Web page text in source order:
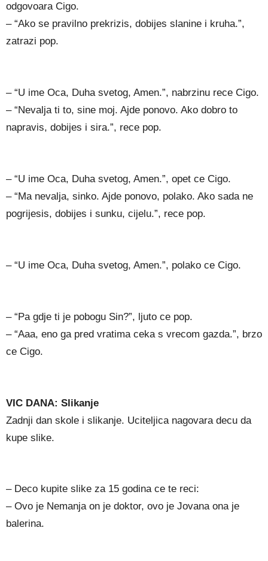
odgovoara Cigo.
– “Ako se pravilno prekrizis, dobijes slanine i kruha.”,
zatrazi pop.
– “U ime Oca, Duha svetog, Amen.”, nabrzinu rece Cigo.
– “Nevalja ti to, sine moj. Ajde ponovo. Ako dobro to
napravis, dobijes i sira.”, rece pop.
– “U ime Oca, Duha svetog, Amen.”, opet ce Cigo.
– “Ma nevalja, sinko. Ajde ponovo, polako. Ako sada ne
pogrijesis, dobijes i sunku, cijelu.”, rece pop.
– “U ime Oca, Duha svetog, Amen.”, polako ce Cigo.
– “Pa gdje ti je pobogu Sin?”, ljuto ce pop.
– “Aaa, eno ga pred vratima ceka s vrecom gazda.”, brzo
ce Cigo.
VIC DANA: Slikanje
Zadnji dan skole i slikanje. Uciteljica nagovara decu da
kupe slike.
– Deco kupite slike za 15 godina ce te reci:
– Ovo je Nemanja on je doktor, ovo je Jovana ona je
balerina.